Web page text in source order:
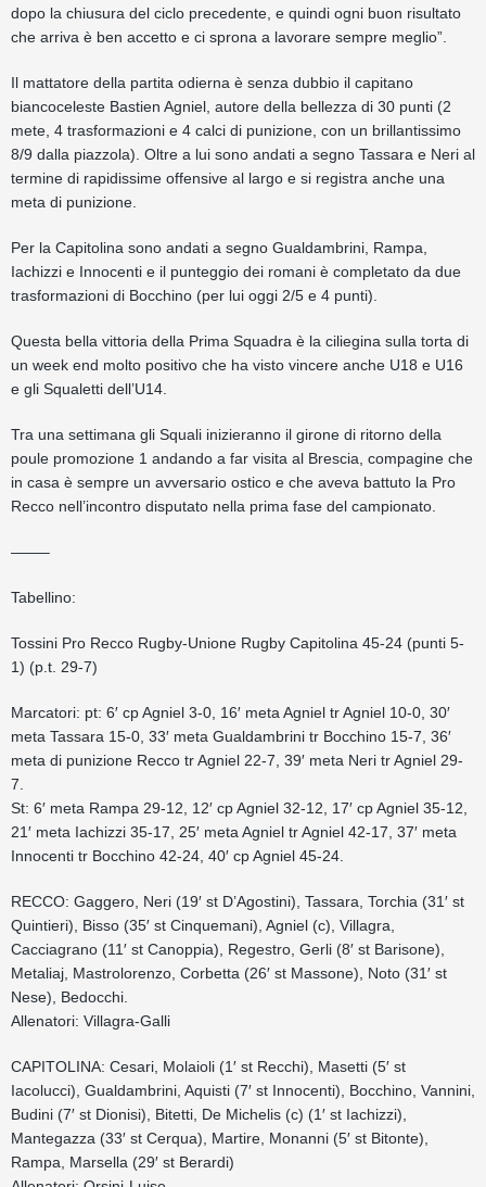
dopo la chiusura del ciclo precedente, e quindi ogni buon risultato
che arriva è ben accetto e ci sprona a lavorare sempre meglio”.
Il mattatore della partita odierna è senza dubbio il capitano
biancoceleste Bastien Agniel, autore della bellezza di 30 punti (2
mete, 4 trasformazioni e 4 calci di punizione, con un brillantissimo
8/9 dalla piazzola). Oltre a lui sono andati a segno Tassara e Neri al
termine di rapidissime offensive al largo e si registra anche una
meta di punizione.
Per la Capitolina sono andati a segno Gualdambrini, Rampa,
Iachizzi e Innocenti e il punteggio dei romani è completato da due
trasformazioni di Bocchino (per lui oggi 2/5 e 4 punti).
Questa bella vittoria della Prima Squadra è la ciliegina sulla torta di
un week end molto positivo che ha visto vincere anche U18 e U16
e gli Squaletti dell’U14.
Tra una settimana gli Squali inizieranno il girone di ritorno della
poule promozione 1 andando a far visita al Brescia, compagine che
in casa è sempre un avversario ostico e che aveva battuto la Pro
Recco nell’incontro disputato nella prima fase del campionato.
——–
Tabellino:
Tossini Pro Recco Rugby-Unione Rugby Capitolina 45-24 (punti 5-
1) (p.t. 29-7)
Marcatori: pt: 6′ cp Agniel 3-0, 16′ meta Agniel tr Agniel 10-0, 30′
meta Tassara 15-0, 33′ meta Gualdambrini tr Bocchino 15-7, 36′
meta di punizione Recco tr Agniel 22-7, 39′ meta Neri tr Agniel 29-
7.
St: 6′ meta Rampa 29-12, 12′ cp Agniel 32-12, 17′ cp Agniel 35-12,
21′ meta Iachizzi 35-17, 25′ meta Agniel tr Agniel 42-17, 37′ meta
Innocenti tr Bocchino 42-24, 40′ cp Agniel 45-24.
RECCO: Gaggero, Neri (19′ st D’Agostini), Tassara, Torchia (31′ st
Quintieri), Bisso (35′ st Cinquemani), Agniel (c), Villagra,
Cacciagrano (11′ st Canoppia), Regestro, Gerli (8′ st Barisone),
Metaliaj, Mastrolorenzo, Corbetta (26′ st Massone), Noto (31′ st
Nese), Bedocchi.
Allenatori: Villagra-Galli
CAPITOLINA: Cesari, Molaioli (1′ st Recchi), Masetti (5′ st
Iacolucci), Gualdambrini, Aquisti (7′ st Innocenti), Bocchino, Vannini,
Budini (7′ st Dionisi), Bitetti, De Michelis (c) (1′ st Iachizzi),
Mantegazza (33′ st Cerqua), Martire, Monanni (5′ st Bitonte),
Rampa, Marsella (29′ st Berardi)